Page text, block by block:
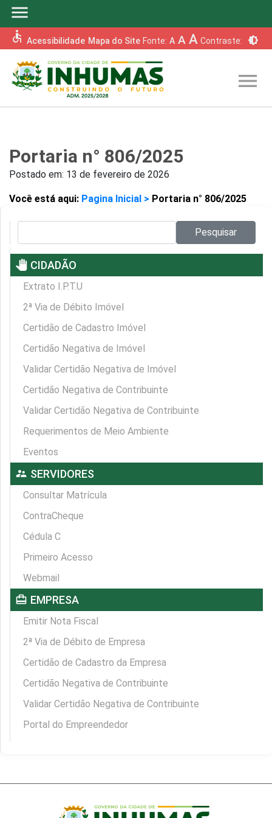
menu
accessible Acessibilidade Mapa do Site Fonte: A A A Contraste: brightness_6
menu
Portaria n° 806/2025
Postado em: 13 de fevereiro de 2026
Você está aqui: Pagina Inicial > Portaria n° 806/2025
Pesquisar
pan_tool CIDADÃO
Extrato I.P.T.U
2ª Via de Débito Imóvel
Certidão de Cadastro Imóvel
Certidão Negativa de Imóvel
Validar Certidão Negativa de Imóvel
Certidão Negativa de Contribuinte
Validar Certidão Negativa de Contribuinte
Requerimentos de Meio Ambiente
Eventos
supervisor_account SERVIDORES
Consultar Matrícula
ContraCheque
Cédula C
Primeiro Acesso
Webmail
card_travel EMPRESA
Emitir Nota Fiscal
2ª Via de Débito de Empresa
Certidão de Cadastro da Empresa
Certidão Negativa de Contribuinte
Validar Certidão Negativa de Contribuinte
Portal do Empreendedor